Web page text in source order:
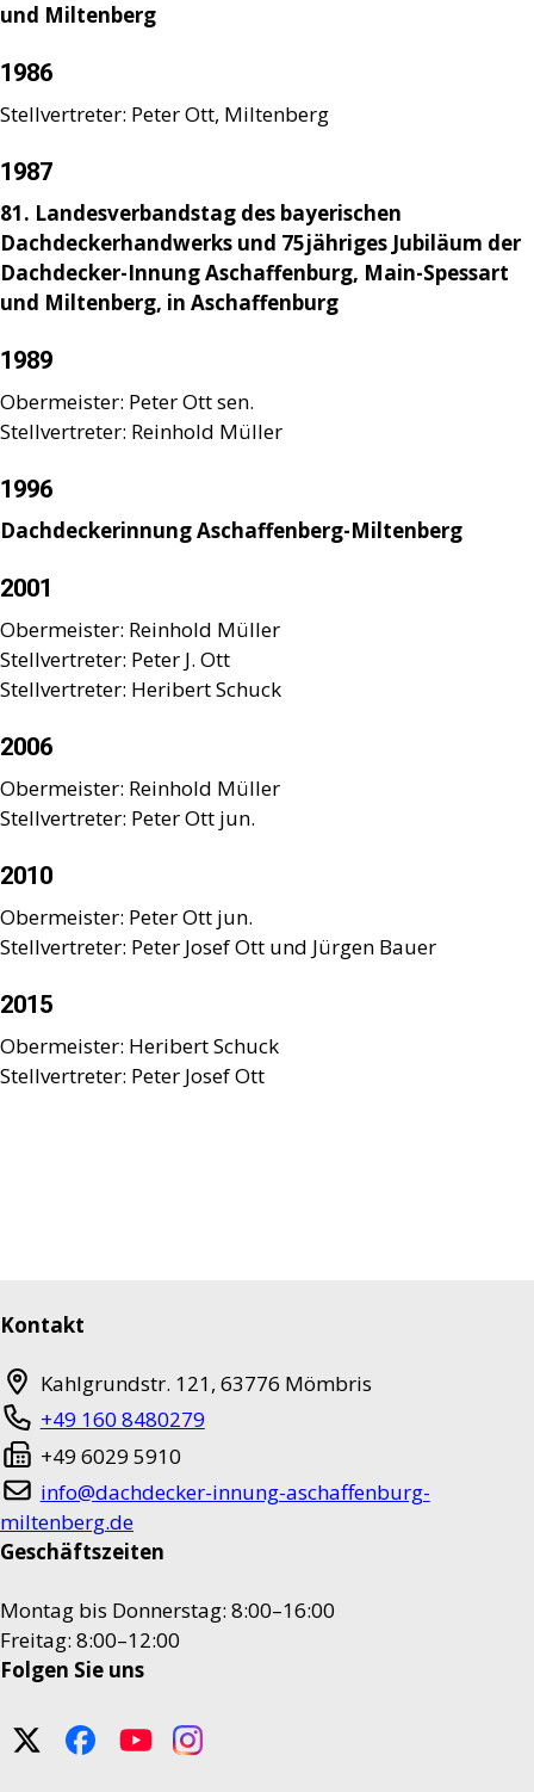
und Miltenberg
1986
Stellvertreter: Peter Ott, Miltenberg
1987
81. Landesverbandstag des bayerischen
Dachdeckerhandwerks und 75jähriges Jubiläum der
Dachdecker-Innung Aschaffenburg, Main-Spessart
und Miltenberg, in Aschaffenburg
1989
Obermeister: Peter Ott sen.
Stellvertreter: Reinhold Müller
1996
Dachdeckerinnung Aschaffenberg-Miltenberg
2001
Obermeister: Reinhold Müller
Stellvertreter: Peter J. Ott
Stellvertreter: Heribert Schuck
2006
Obermeister: Reinhold Müller
Stellvertreter: Peter Ott jun.
2010
Obermeister: Peter Ott jun.
Stellvertreter: Peter Josef Ott und Jürgen Bauer
2015
Obermeister: Heribert Schuck
Stellvertreter: Peter Josef Ott
Kontakt
Kahlgrundstr. 121, 63776 Mömbris
+49 160 8480279
+49 6029 5910
info@dachdecker-innung-aschaffenburg-
miltenberg.de
Geschäftszeiten
Montag bis Donnerstag: 8:00–16:00
Freitag: 8:00–12:00
Folgen Sie uns